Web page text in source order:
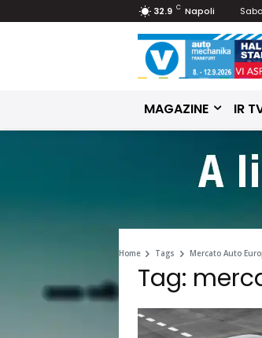
32.9 C Napoli
MAGAZINE IR
Home Tags Mercato Auto
Tag: